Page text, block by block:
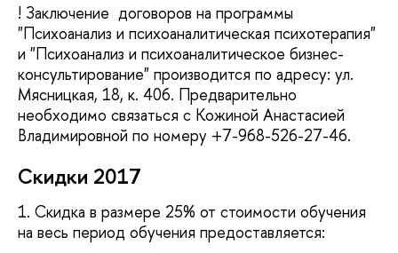
! Заключение договоров на программы
"Психоанализ и психоаналитическая психотерапия"
и "Психоанализ и психоаналитическое бизнес-
консультирование" производится по адресу: ул.
Мясницкая, 18, к. 406. Предварительно
необходимо связаться с Кожиной Анастасией
Владимировной по номеру +7-968-526-27-46.
Скидки 2017
1. Скидка в размере 25% от стоимости обучения
на весь период обучения предоставляется: